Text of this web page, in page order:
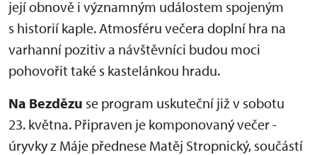
její obnově i významným událostem spojeným
s historií kaple. Atmosféru večera doplní hra na
varhanní pozitiv a návštěvníci budou moci
pohovořit také s kastelánkou hradu.
Na Bezdězu se program uskuteční již v sobotu
23. května. Připraven je komponovaný večer -
úryvky z Máje přednese Matěj Stropnický, součástí